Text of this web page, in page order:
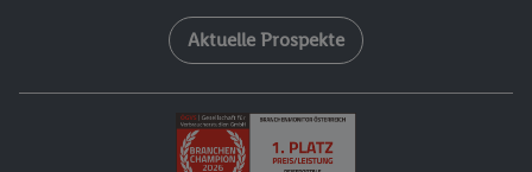
Aktuelle Prospekte